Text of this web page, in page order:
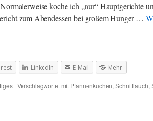
koche ich „nur“ Hauptgerichte
zum Abendessen bei großem Hunger …
LinkedIn E-Mail Mehr
| Verschlagwortet mit Pfannenkuchen, Schnittlauch,